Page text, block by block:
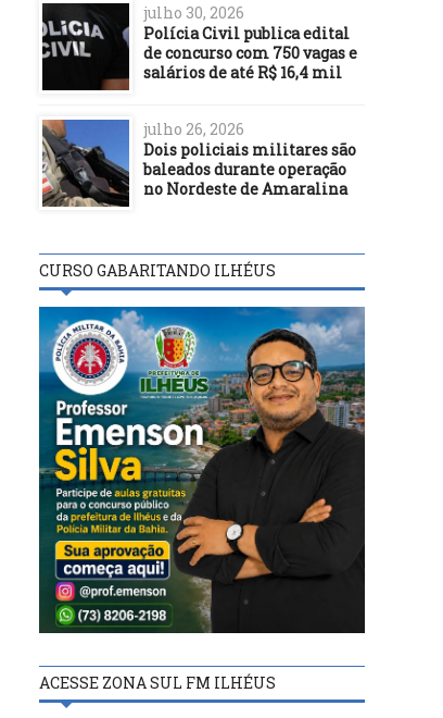
julho 30, 2026
Polícia Civil publica edital
de concurso com 750 vagas e
salários de até R$ 16,4 mil
julho 26, 2026
Dois policiais militares são
baleados durante operação
no Nordeste de Amaralina
CURSO GABARITANDO ILHÉUS
ACESSE ZONA SUL FM ILHÉUS